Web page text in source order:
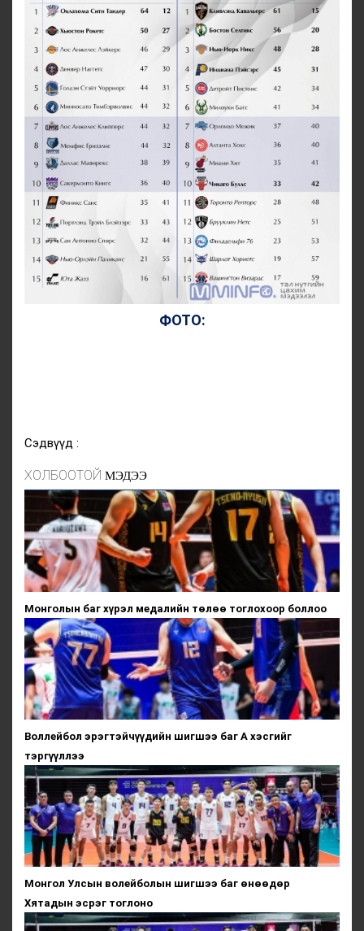
ФОТО:
Сэдвүүд :
ХОЛБООТОЙ МЭДЭЭ
Монголын баг хүрэл медалийн төлөө тоглохоор боллоо
Воллейбол эрэгтэйчүүдийн шигшээ баг А хэсгийг
тэргүүллээ
Монгол Улсын волейболын шигшээ баг өнөөдөр
Хятадын эсрэг тоглоно